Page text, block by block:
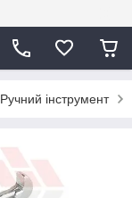
Ручний інструмент